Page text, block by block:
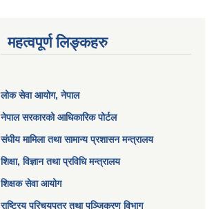
महत्वपूर्ण लिङ्कहरु
लोक सेवा आयोग, नेपाल
नेपाल सरकारको आधिकारिक पोर्टल
संघीय मामिला तथा सामान्य प्रशासन मन्त्रालय
शिक्षा, विज्ञान तथा प्रविधि मन्त्रालय
शिक्षक सेवा आयोग
राष्ट्रिय परिचयपत्र तथा पञ्जिकरण विभाग